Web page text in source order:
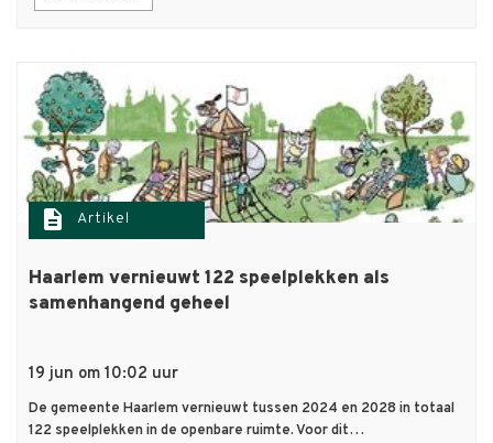
description Artikel
Haarlem vernieuwt 122 speelplekken als
samenhangend geheel
19 jun om 10:02 uur
De gemeente Haarlem vernieuwt tussen 2024 en 2028 in totaal
122 speelplekken in de openbare ruimte. Voor dit…